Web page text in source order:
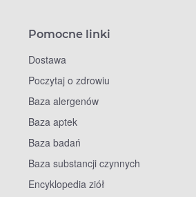
Pomocne linki
Dostawa
Poczytaj o zdrowiu
Baza alergenów
Baza aptek
Baza badań
Baza substancji czynnych
Encyklopedia ziół